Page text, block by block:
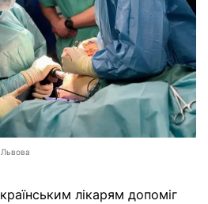
лікарям допоміг